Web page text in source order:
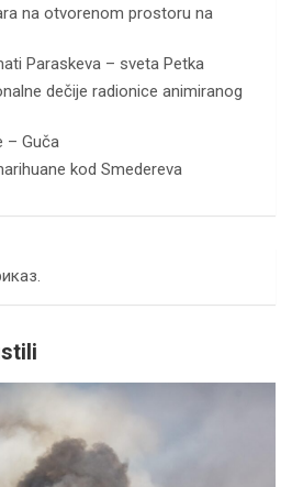
na otvorenom prostoru na
Paraskeva – sveta Petka
dečije radionice animiranog
– Guča
kod Smedereva